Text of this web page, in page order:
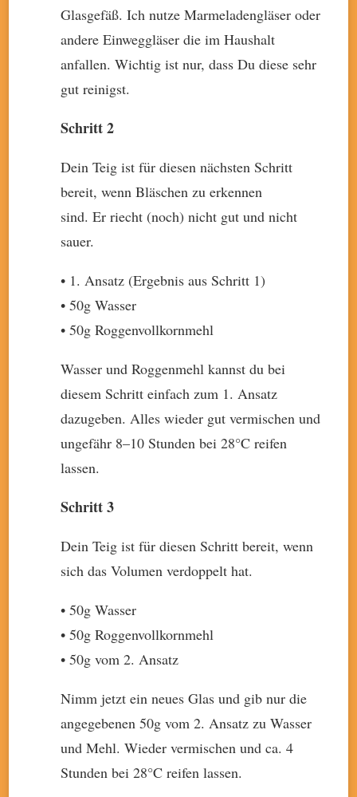
Glasgefäß. Ich nutze Marmeladengläser oder
andere Einweggläser die im Haushalt
anfallen. Wichtig ist nur, dass Du diese sehr
gut reinigst.
Schritt 2
Dein Teig ist für diesen nächsten Schritt
bereit, wenn Bläschen zu erkennen
sind. Er riecht (noch) nicht gut und nicht
sauer.
• 1. Ansatz (Ergebnis aus Schritt 1)
• 50g Wasser
• 50g Roggenvollkornmehl
Wasser und Roggenmehl kannst du bei
diesem Schritt einfach zum 1. Ansatz
dazugeben. Alles wieder gut vermischen und
ungefähr 8–10 Stunden bei 28°C reifen
lassen.
Schritt 3
Dein Teig ist für diesen Schritt bereit, wenn
sich das Volumen verdoppelt hat.
• 50g Wasser
• 50g Roggenvollkornmehl
• 50g vom 2. Ansatz
Nimm jetzt ein neues Glas und gib nur die
angegebenen 50g vom 2. Ansatz zu Wasser
und Mehl. Wieder vermischen und ca. 4
Stunden bei 28°C reifen lassen.